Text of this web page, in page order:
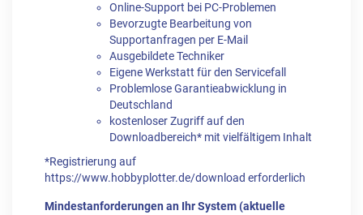
Online-Support bei PC-Problemen
Bevorzugte Bearbeitung von
Supportanfragen per E-Mail
Ausgebildete Techniker
Eigene Werkstatt für den Servicefall
Problemlose Garantieabwicklung in
Deutschland
kostenloser Zugriff auf den
Downloadbereich* mit vielfältigem Inhalt
*Registrierung auf
https://www.hobbyplotter.de/download erforderlich
Mindestanforderungen an Ihr System (aktuelle